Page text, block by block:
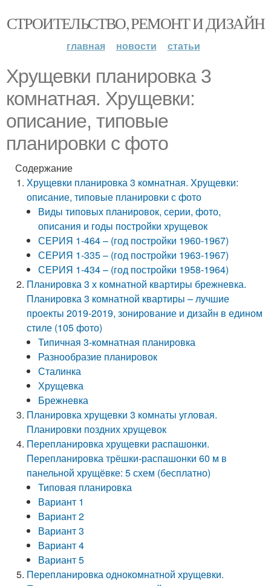
СТРОИТЕЛЬСТВО, РЕМОНТ И ДИЗАЙН
главная новости статьи
Хрущевки планировка 3
комнатная. Хрущевки:
описание, типовые
планировки с фото
Содержание
Хрущевки планировка 3 комнатная. Хрущевки:
описание, типовые планировки с фото
Виды типовых планировок, серии, фото,
описания и годы постройки хрущевок
СЕРИЯ 1-464 – (год постройки 1960-1967)
СЕРИЯ 1-335 – (год постройки 1963-1967)
СЕРИЯ 1-434 – (год постройки 1958-1964)
Планировка 3 х комнатной квартиры брежневка.
Планировка 3 комнатной квартиры – лучшие
проекты 2019-2019, зонирование и дизайн в едином
стиле (105 фото)
Типичная 3-комнатная планировка
Разнообразие планировок
Сталинка
Хрущевка
Брежневка
Планировка хрущевки 3 комнаты угловая.
Планировки поздних хрущевок
Перепланировка хрущевки распашонки.
Перепланировка трёшки-распашонки 60 м в
панельной хрущёвке: 5 схем (бесплатно)
Типовая планировка
Вариант 1
Вариант 2
Вариант 3
Вариант 4
Вариант 5
Перепланировка однокомнатной хрущевки.